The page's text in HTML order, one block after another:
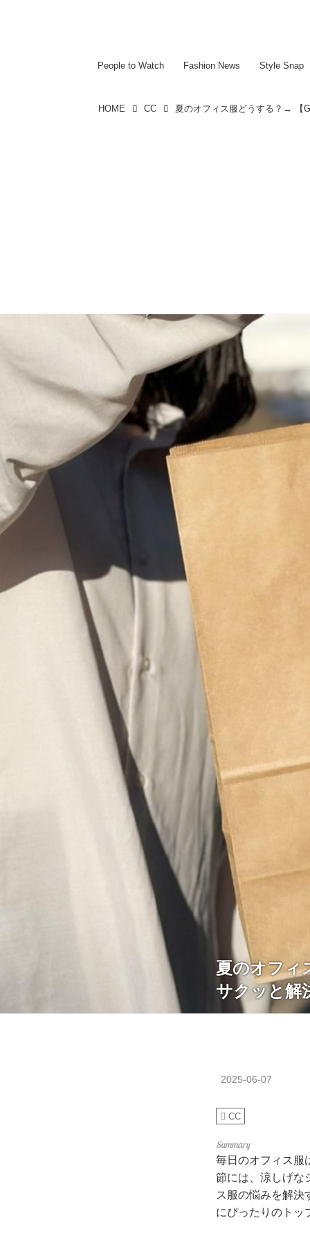
People to Watch Fashion News Style Snap
HOME CC
夏のオフィ
サクッと
2025-06-07
CC
毎日のオフィス服
節には、涼しげな
ス服の悩みを解決
にぴったりのトッ